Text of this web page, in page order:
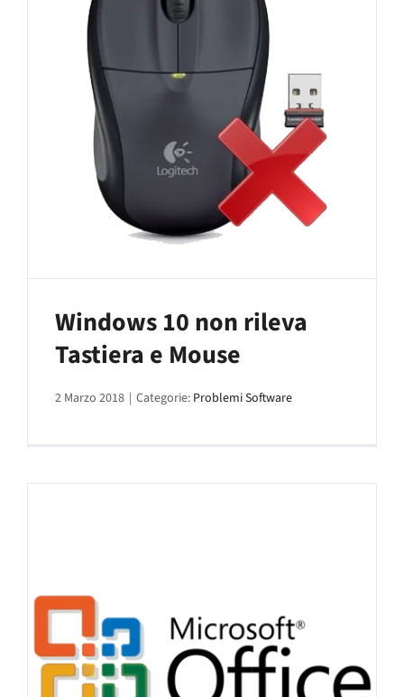
Windows 10 non rileva
Tastiera e Mouse
2 Marzo 2018 | Categorie: Problemi Software